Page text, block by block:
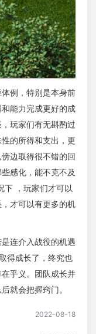
例，特别是本身前
能力完成更好的成
玩家们有无斟酌过
的所得和支出，更
边取得很不错的回
感化，能不克不及
下 ，玩家们才可以
才可以有更多的机
连介入战役的机遇
得成长了，终究也
乎义。团队成长并
就会把握窍门。
2022-08-18